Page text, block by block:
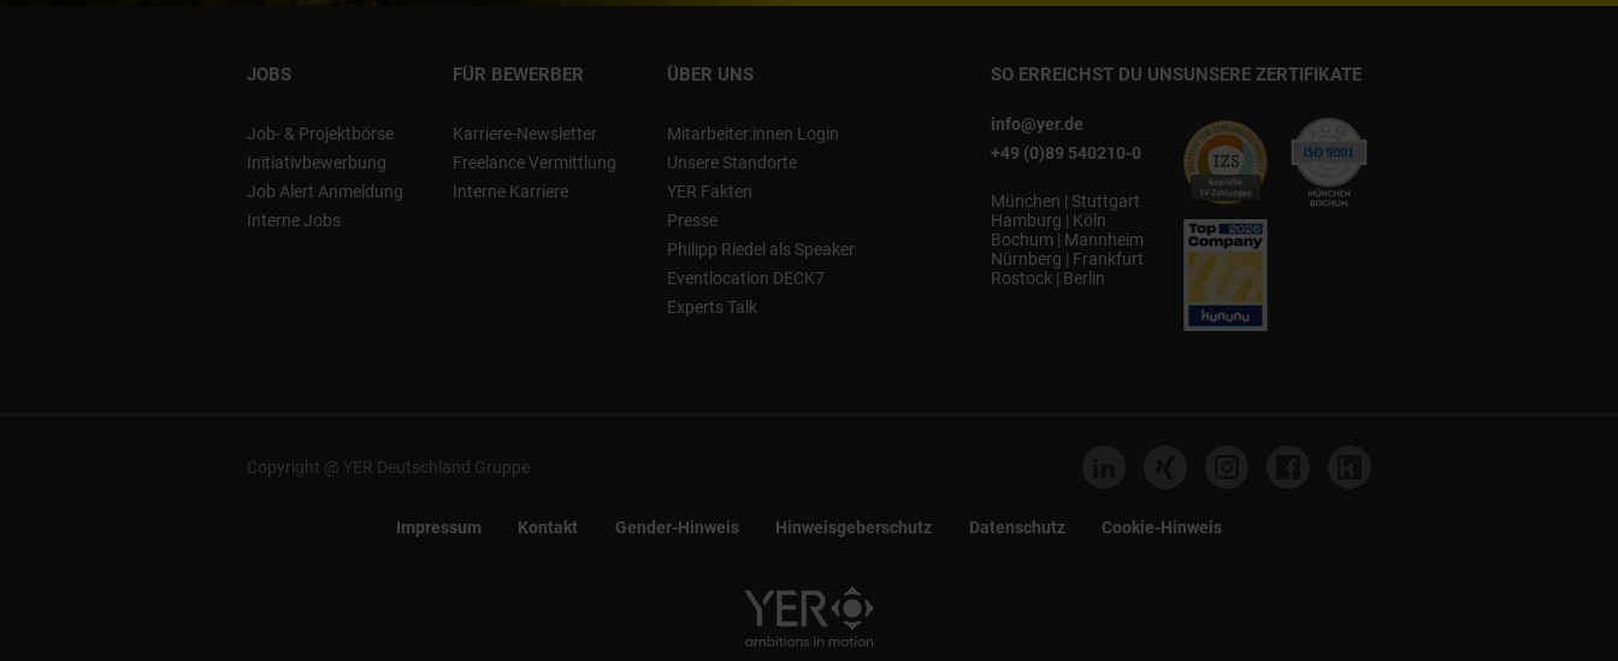
JOBS
Job- & Projektbörse
Initiativbewerbung
Job Alert Anmeldung
Interne Jobs
FÜR BEWERBER
Karriere-Newsletter
Freelance Vermittlung
Interne Karriere
ÜBER UNS
Mitarbeiter:innen Login
Unsere Standorte
YER Fakten
Presse
Philipp Riedel als Speaker
Eventlocation DECK7
Experts Talk
SO ERREICHST DU UNS
info@yer.de
+49 (0)89 540210-0
München | Stuttgart
Hamburg | Köln
Bochum | Mannheim
Nürnberg | Frankfurt
Rostock | Berlin
UNSERE ZERTIFIKATE
Copyright @ YER Deutschland Gruppe
Impressum Kontakt Gender-Hinweis Hinweisgeberschutz Datenschutz Cookie-Hinweis